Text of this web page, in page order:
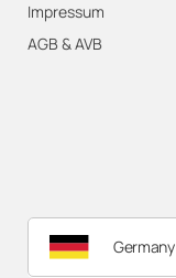
Impressum
AGB & AVB
Germany